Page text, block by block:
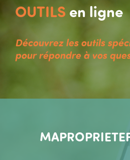
OUTILS en ligne
Découvrez les outils
pour répondre à vos